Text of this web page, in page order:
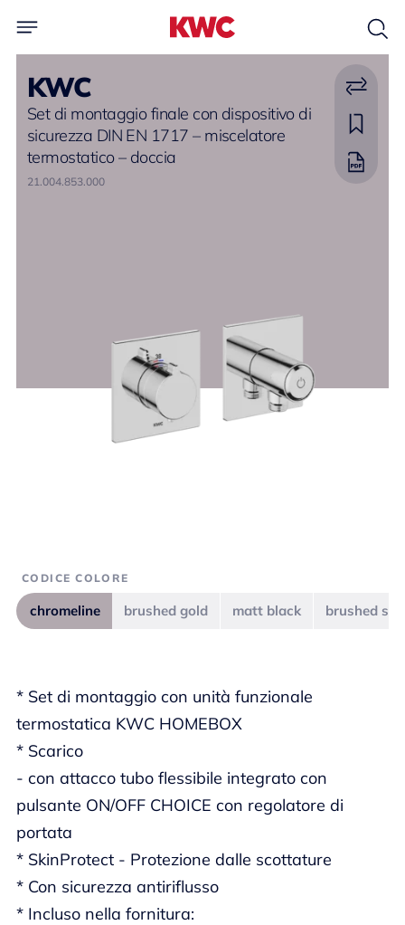
KWC
Set di montaggio finale con dispositivo di
sicurezza DIN EN 1717 – miscelatore
termostatico – doccia
21.004.853.000
* Set di montaggio con unità funzionale
termostatica KWC HOMEBOX
* Scarico
- con attacco tubo flessibile integrato con
pulsante ON/OFF CHOICE con regolatore di
portata
* SkinProtect - Protezione dalle scottature
* Con sicurezza antiriflusso
* Incluso nella fornitura:
CODICE COLORE
chromeline brushed gold matt black brushed